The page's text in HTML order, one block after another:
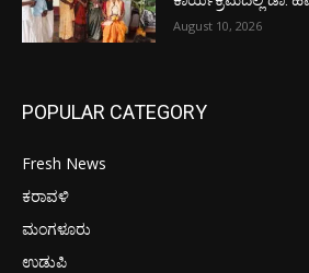
August 10, 2026
POPULAR CATEGORY
Fresh News
ಕರಾವಳಿ
ಮಂಗಳೂರು
ಉಡುಪಿ